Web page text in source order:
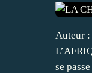
Auteur :
se